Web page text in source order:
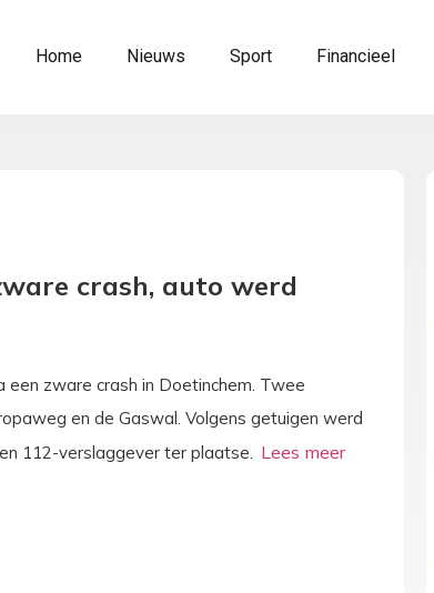
Home Nieuws Sport Financieel
crash, auto werd
een zware crash in Doetinchem. Twee
en de Gaswal. Volgens getuigen werd
112-verslaggever ter plaatse.